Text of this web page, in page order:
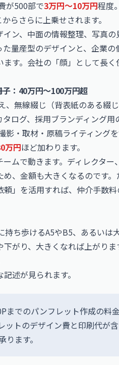
が500部で3万円〜10万円程度
らさらに上乗せされます。
ン、中面の情報整理、写真
量産型のデザインと、企業
す。会社の「顔」として長
：40万円〜100万円超
無線綴じ（背表紙のある綴
ログ、採用ブランディング用
影・取材・原稿ライティング
万円ほど加わります。
ムで動きます。ディレクタ
、金額も大きくなるのです
」を活用すれば、仲介手数
ち歩けるA5やB5、あるいは
がり、大きくなれば上がり
述が見られます。
までのパンフレット作成の料
ットのデザイン費と印刷代が
ます。